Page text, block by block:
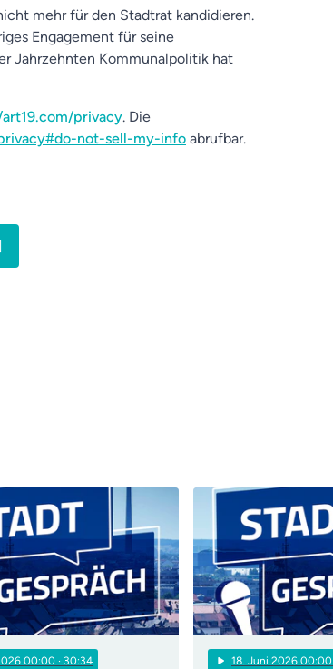
mehr für den Stadtrat kandidieren.
Engagement für seine
Jahrzehnten Kommunalpolitik hat
privacy. Die
not-sell-my-info abrufbar.
00:00 · 30:34 play_arrow 18 . Juni 2026 00:00